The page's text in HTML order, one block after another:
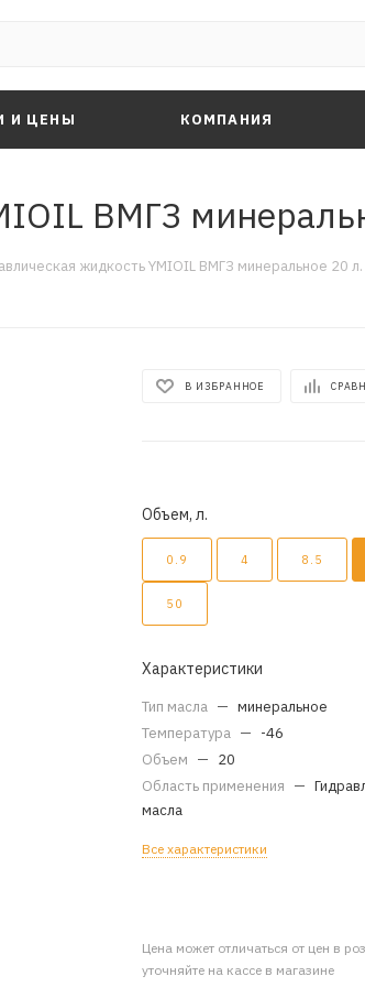
И ЦЕНЫ КОМПАНИЯ
ВМГЗ
жидкость YMIOIL ВМГЗ минеральное 20 л.
В ИЗБРАННОЕ
Объем, л.
0.9 4 8.5
50
Характеристики
Тип масла — минеральное
Температура — -46
Объем — 20
Область применения —
масла
Все характеристики
Цена может отличаться от цен в
уточняйте на кассе в магазине